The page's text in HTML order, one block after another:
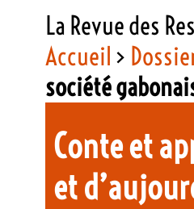
La Revue des
Accueil >
société
Conte et
et